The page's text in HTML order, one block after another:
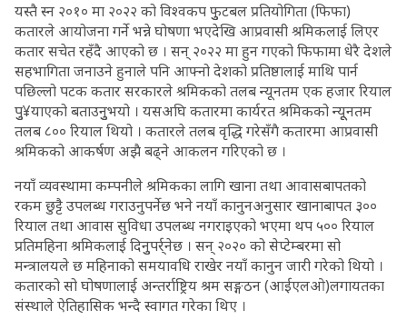
यस्तै स्न २०१० मा २०२२ को विश्वकप फुुटबल प्रतियोगिता (फिफा)
कतारले आयोजना गर्ने भन्ने घोषणा भएदेखि आप्रवासी श्रमिकलाई लिएर
कतार सचेत रहँदै आएको छ । सन् २०२२ मा हुन गएको फिफामा धेरै देशले
सहभागिता जनाउने हुनाले पनि आफ्नो देशको प्रतिष्ठालाई माथि पार्न
पछिल्लो पटक कतार सरकारले श्रमिकको तलब न्यूनतम एक हजार रियाल
पुु¥याएको बताउनुुभयो । यसअघि कतारमा कार्यरत श्रमिकको न्यूूनतम
तलब ८०० रियाल थियो । कतारले तलब वृद्धि गरेसँगै कतारमा आप्रवासी
श्रमिकको आकर्षण अझै बढ्ने आकलन गरिएको छ ।
नयाँ व्यवस्थामा कम्पनीले श्रमिकका लागि खाना तथा आवासबापतको
रकम छुट्टै उपलब्ध गराउनुपर्नेछ भने नयाँ कानुनअनुसार खानाबापत ३००
रियाल तथा आवास सुविधा उपलब्ध नगराइएको भएमा थप ५०० रियाल
प्रतिमहिना श्रमिकलाई दिनुुपर्र्नेछ । सन् २०२० को सेप्टेम्बरमा सो
मन्त्रालयले छ महिनाको समयावधि राखेर नयाँ कानुन जारी गरेको थियो ।
कतारको सो घोषणालाई अन्तर्राष्ट्रिय श्रम सङ्गठन (आईएलओ)लगायतका
संस्थाले ऐतिहासिक भन्दै स्वागत गरेका थिए ।